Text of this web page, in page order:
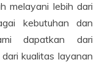
melayani lebih dari
kebutuhan dan
dapatkan dari
kualitas layanan